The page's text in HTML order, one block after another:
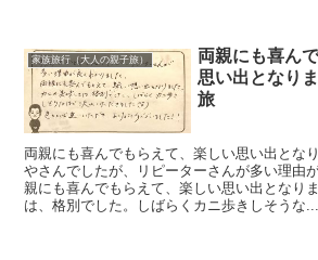
家族旅行（大人の親子旅）
両親にも喜ん
思い出となり
旅
両親にも喜んでもらえて、楽しい思い出とな
やさんでしたが、リピーターさんが多い理由
親にも喜んでもらえて、楽しい思い出となり
は、格別でした。しばらくカニ歩きしそうな...